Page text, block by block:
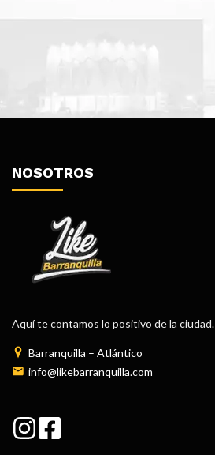
NOSOTROS
Aquí te contamos lo positivo de la ciudad.
Barranquilla – Atlántico
info@likebarranquilla.com